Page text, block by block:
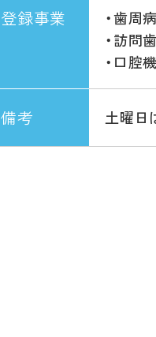
登録事業
・歯周
・訪問
・口腔
備考 土曜日